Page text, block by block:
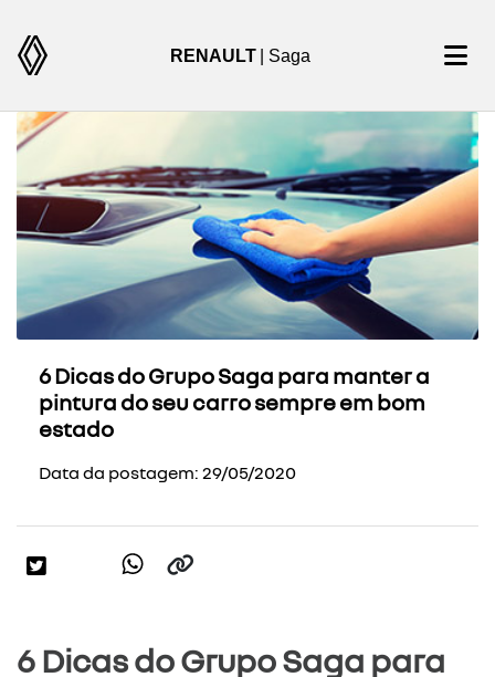
RENAULT | Saga
6 Dicas do Grupo Saga para manter a
pintura do seu carro sempre em bom
estado
Data da postagem: 29/05/2020
6 Dicas do Grupo Saga para